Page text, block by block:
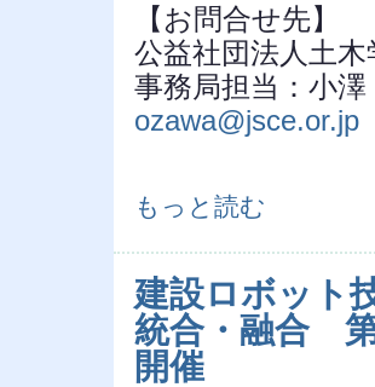
【お問合せ先】
公益社団法人土
事務局担当：
ozawa@jsce.or.jp
『土木デザインとは何か？』 デザ
もっと読む
建設ロボット
統合・融合 第
開催